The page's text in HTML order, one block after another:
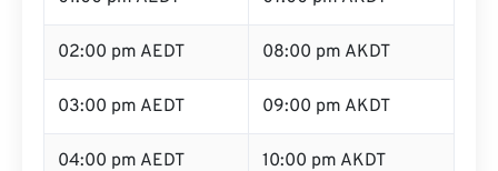
02:00 pm AEDT 08:00 pm AKDT
03:00 pm AEDT 09:00 pm AKDT
04:00 pm AEDT 10:00 pm AKDT